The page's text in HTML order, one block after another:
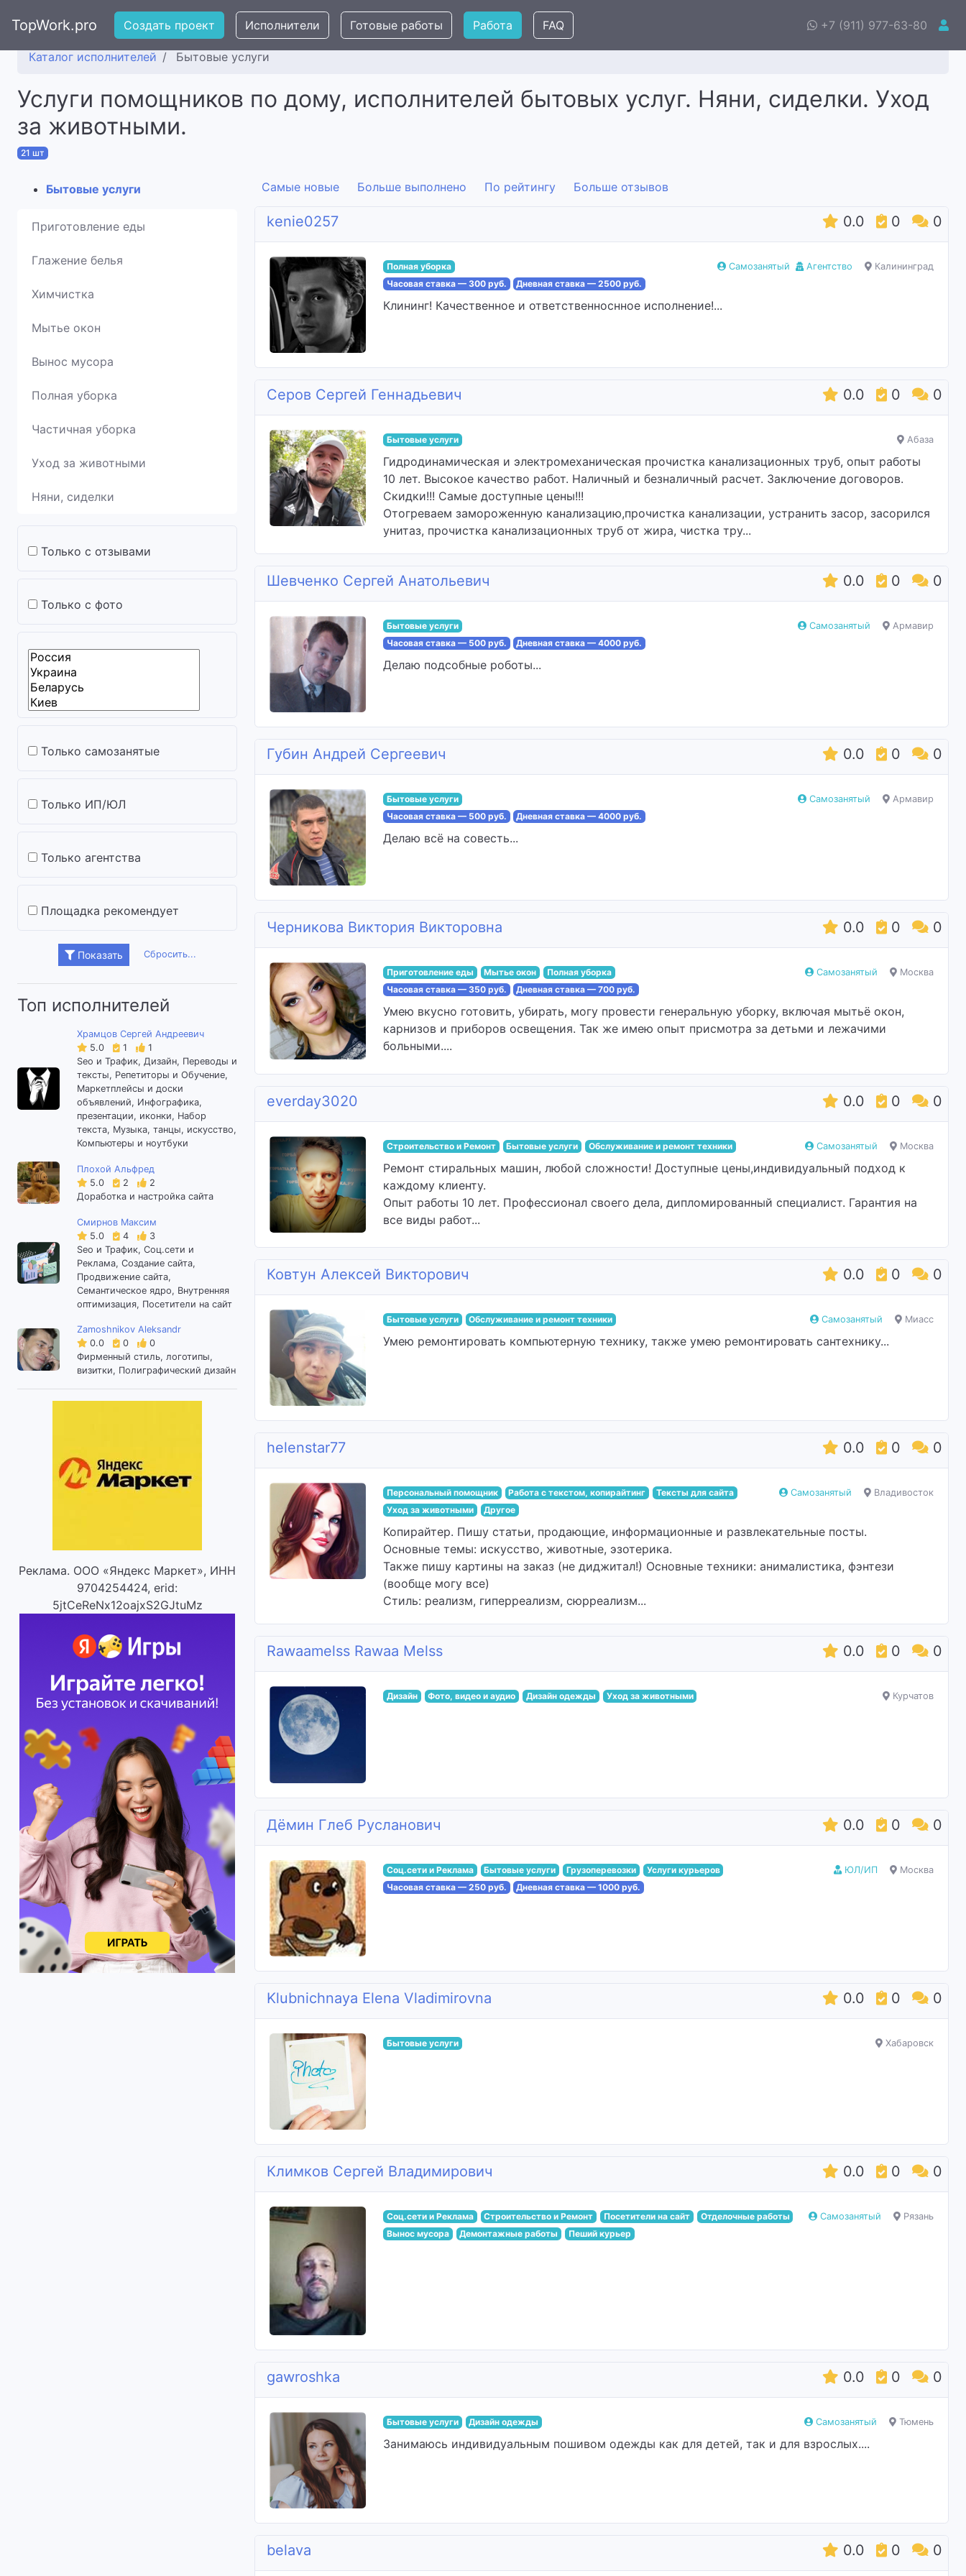
TopWork.pro Создать проект Исполнители Готовые работы Работа FAQ +7 (911) 977-63-80
Каталог исполнителей Бытовые услуги
Услуги помощников по дому, исполнителей бытовых услуг. Няни, сиделки. Уход
за животными.
21 шт
Бытовые услуги
Приготовление еды
Глажение белья
Химчистка
Мытье окон
Вынос мусора
Полная уборка
Частичная уборка
Уход за животными
Няни, сиделки
Только с отзывами
Только с фото
Только самозанятые
Только ИП/ЮЛ
Только агентства
Площадка рекомендует
Показать Сбросить...
Топ исполнителей
Храмцов Сергей Андреевич
5.0
1
1
Seo и Трафик, Дизайн, Переводы и
тексты, Репетиторы и Обучение,
Маркетплейсы и доски
объявлений, Инфографика,
презентации, иконки, Набор
текста, Музыка, танцы, искусство,
Компьютеры и ноутбуки
Плохой Альфред
5.0
2
2
Доработка и настройка сайта
Смирнов Максим
5.0
4
3
Seo и Трафик, Соц.сети и
Реклама, Создание сайта,
Продвижение сайта,
Семантическое ядро, Внутренняя
оптимизация, Посетители на сайт
Zamoshnikov Aleksandr
0.0
0
0
Фирменный стиль, логотипы,
визитки, Полиграфический дизайн
Реклама. ООО «Яндекс Маркет», ИНН
9704254424, erid:
5jtCeReNx12oajxS2GJtuMz
Самые новые Больше выполнено По рейтингу Больше отзывов
0.0 0 0
kenie0257
Самозанятый Агентство Калининград
Полная уборка
Часовая ставка — 300 руб.
Дневная ставка — 2500 руб.
Клининг! Качественное и ответственноснное исполнение!...
0.0 0 0
Серов Сергей Геннадьевич
Абаза
Бытовые услуги
Гидродинамическая и электромеханическая прочистка канализационных труб, опыт работы
10 лет. Высокое качество работ. Наличный и безналичный расчет. Заключение договоров.
Скидки!!! Самые доступные цены!!!
Отогреваем замороженную канализацию,прочистка канализации, устранить засор, засорился
унитаз, прочистка канализационных труб от жира, чистка тру...
0.0 0 0
Шевченко Сергей Анатольевич
Самозанятый Армавир
Бытовые услуги
Часовая ставка — 500 руб.
Дневная ставка — 4000 руб.
Делаю подсобные роботы...
0.0 0 0
Губин Андрей Сергеевич
Самозанятый Армавир
Бытовые услуги
Часовая ставка — 500 руб.
Дневная ставка — 4000 руб.
Делаю всё на совесть...
0.0 0 0
Черникова Виктория Викторовна
Самозанятый Москва
Приготовление еды Мытье окон
Полная уборка
Часовая ставка — 350 руб.
Дневная ставка — 700 руб.
Умею вкусно готовить, убирать, могу провести генеральную уборку, включая мытьё окон,
карнизов и приборов освещения. Так же имею опыт присмотра за детьми и лежачими
больными....
0.0 0 0
everday3020
Самозанятый Москва
Строительство и Ремонт Бытовые услуги Обслуживание и ремонт техники
Ремонт стиральных машин, любой сложности! Доступные цены,индивидуальный подход к
каждому клиенту.
Опыт работы 10 лет. Профессионал своего дела, дипломированный специалист. Гарантия на
все виды работ...
0.0 0 0
Ковтун Алексей Викторович
Самозанятый Миасс
Бытовые услуги Обслуживание и ремонт техники
Умею ремонтировать компьютерную технику, также умею ремонтировать сантехнику...
0.0 0 0
helenstar77
Самозанятый Владивосток
Персональный помощник Работа с текстом, копирайтинг
Тексты для сайта
Уход за животными
Другое
Копирайтер. Пишу статьи, продающие, информационные и развлекательные посты.
Основные темы: искусство, животные, эзотерика.
Также пишу картины на заказ (не диджитал!) Основные техники: анималистика, фэнтези
(вообще могу все)
Стиль: реализм, гиперреализм, сюрреализм...
0.0 0 0
Rawaamelss Rawaa Melss
Курчатов
Дизайн Фото, видео и аудио Дизайн одежды Уход за животными
0.0 0 0
Дёмин Глеб Русланович
ЮЛ/ИП Москва
Соц.сети и Реклама Бытовые услуги Грузоперевозки
Услуги курьеров
Часовая ставка — 250 руб.
Дневная ставка — 1000 руб.
0.0 0 0
Klubnichnaya Elena Vladimirovna
Хабаровск
Бытовые услуги
0.0 0 0
Климков Сергей Владимирович
Самозанятый Рязань
Соц.сети и Реклама Строительство и Ремонт Посетители на сайт
Отделочные работы
Вынос мусора
Демонтажные работы Пеший курьер
0.0 0 0
gawroshka
Самозанятый Тюмень
Бытовые услуги Дизайн одежды
Занимаюсь индивидуальным пошивом одежды как для детей, так и для взрослых....
0.0 0 0
belava